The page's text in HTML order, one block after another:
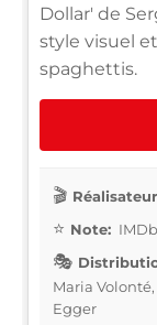
Dollar' de
style visuel
spaghettis.
Note:
Maria
Egger